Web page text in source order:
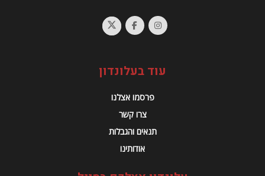
עוד בעלונדון
פרסמו אצלנו
צרו קשר
תנאים והגבלות
אודותינו